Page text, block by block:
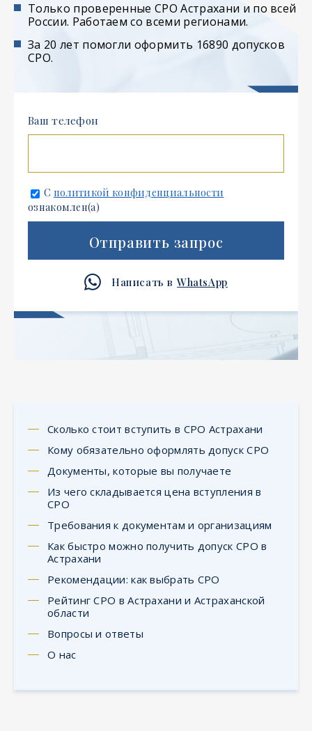
Только проверенные СРО Астрахани и по всей
России. Работаем со всеми регионами.
За 20 лет помогли оформить 16890 допусков
СРО.
Ваш телефон
С политикой конфиденциальности
ознакомлен(а)
Отправить запрос
Написать в WhatsApp
Сколько стоит вступить в СРО Астрахани
Кому обязательно оформлять допуск СРО
Документы, которые вы получаете
Из чего складывается цена вступления в
СРО
Требования к документам и организациям
Как быстро можно получить допуск СРО в
Астрахани
Рекомендации: как выбрать СРО
Рейтинг СРО в Астрахани и Астраханской
области
Вопросы и ответы
О нас